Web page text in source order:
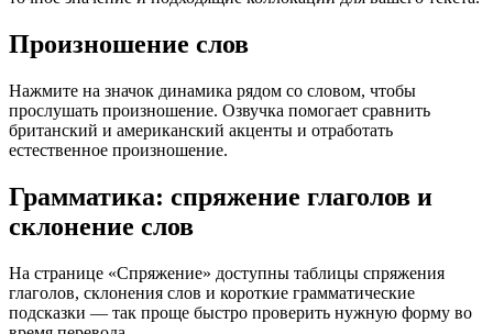
Произношение слов
Нажмите на значок динамика рядом со словом, чтобы
прослушать произношение. Озвучка помогает сравнить
британский и американский акценты и отработать
естественное произношение.
Грамматика: спряжение глаголов и
склонение слов
На странице «Спряжение» доступны таблицы спряжения
глаголов, склонения слов и короткие грамматические
подсказки — так проще быстро проверить нужную форму во